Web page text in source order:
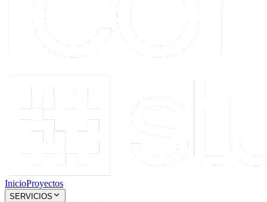
InicioProyectos
SERVICIOS